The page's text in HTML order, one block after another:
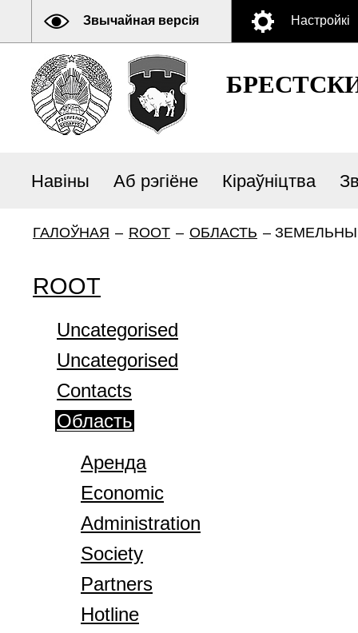
Звычайная версія Настройкі
Навіны Аб рэгіёне Кіраўніцтва
ГАЛОЎНАЯ – ROOT – ОБЛАСТЬ –
ROOT
Uncategorised
Uncategorised
Contacts
Область
Аренда
Economic
Administration
Society
Partners
Hotline